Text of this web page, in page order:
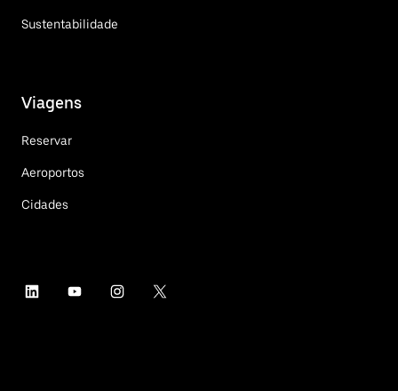
Sustentabilidade
Viagens
Reservar
Aeroportos
Cidades